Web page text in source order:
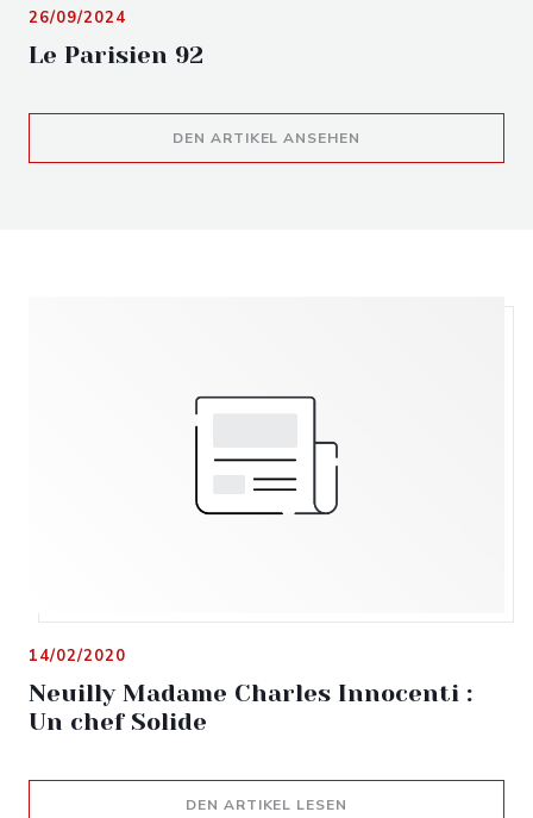
Le Parisien 92
26/09/2024
DEN ARTIKEL ANSEHEN
Neuilly Madame Charles Innocenti :
Un chef Solide
14/02/2020
DEN ARTIKEL LESEN